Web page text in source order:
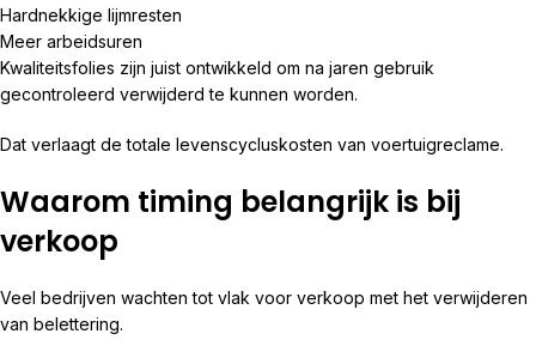
Hardnekkige lijmresten
Meer arbeidsuren
Kwaliteitsfolies zijn juist ontwikkeld om na jaren gebruik
gecontroleerd verwijderd te kunnen worden.
Dat verlaagt de totale levenscycluskosten van voertuigreclame.
Waarom timing belangrijk is bij
verkoop
Veel bedrijven wachten tot vlak voor verkoop met het verwijderen
van belettering.